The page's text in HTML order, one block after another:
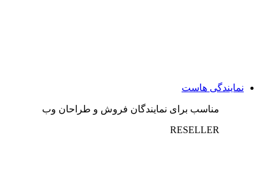
نمایندگی هاست
مناسب برای نمایندگان فروش و طراحان وب
RESELLER